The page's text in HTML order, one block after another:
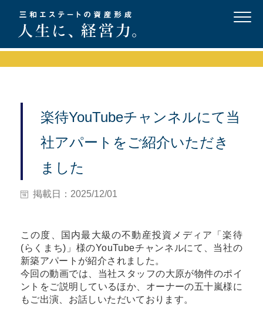
楽待YouTubeチャンネルにて当
社アパートをご紹介いただき
ました
掲載日：2025/12/01
この度、国内最大級の不動産投資メディア「楽待
(らくまち)」様のYouTubeチャンネルにて、当社の
新築アパートが紹介されました。
今回の動画では、当社スタッフの大原が物件のポイ
ントをご説明しているほか、オーナーの五十嵐様に
もご出演、お話しいただいております。